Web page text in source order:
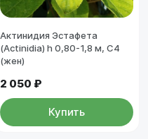
Актинидия Эстафета
(Actinidia) h 0,80-1,8 м, С4
(жен)
2 050 ₽
Купить